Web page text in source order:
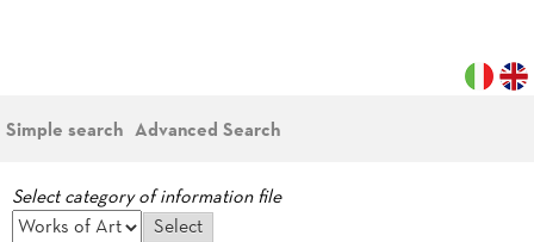
Simple search Advanced Search
Select category of information file